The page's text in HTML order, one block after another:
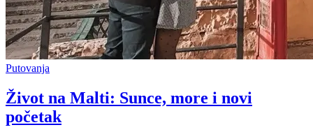
Putovanja
Život na Malti: Sunce, more i novi
početak